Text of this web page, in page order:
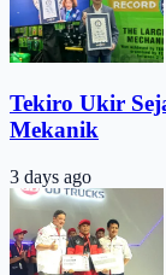
Tekiro Ukir
Mekanik
3 days ago